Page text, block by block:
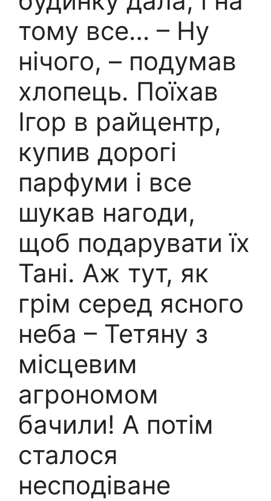
тому все… – Ну
нічого, – подумав
хлопець. Поїхав
Ігор в райцентр,
купив дорогі
парфуми і все
шукав нагоди,
щоб подарувати їх
Тані. Аж тут, як
грім серед ясного
неба – Тетяну з
місцевим
агрономом
бачили! А потім
сталося
несподіване